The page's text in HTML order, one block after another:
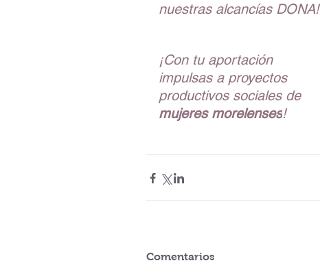
nuestras alcancías DONA!
¡Con tu aportación
impulsas a proyectos
productivos sociales de
mujeres morelenses!
Comentarios